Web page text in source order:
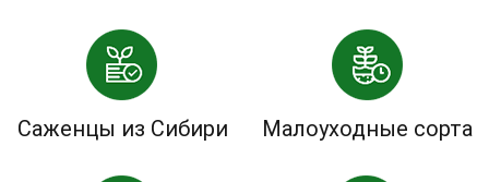
Саженцы из Сибири Малоуходные сорта